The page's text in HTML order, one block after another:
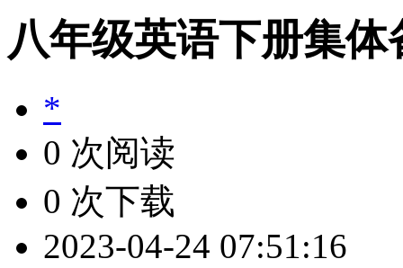
八年级英语下册集
*
0 次阅读
0 次下载
2023-04-24 07:51:16